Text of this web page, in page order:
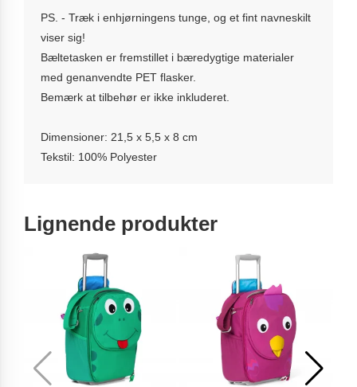
PS. - Træk i enhjørningens tunge, og et fint navneskilt
viser sig!
Bæltetasken er fremstillet i bæredygtige materialer
med genanvendte PET flasker.
Bemærk at tilbehør er ikke inkluderet.
Dimensioner: 21,5 x 5,5 x 8 cm
Tekstil: 100% Polyester
Lignende produkter